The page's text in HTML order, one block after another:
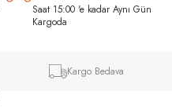
Saat 15:00 'e kadar Aynı Gün
Kargoda
Kargo Bedava